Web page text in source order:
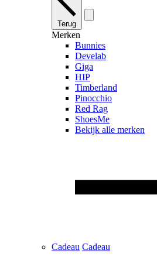
Terug
Merken
Bunnies
Develab
Giga
HIP
Timberland
Pinocchio
Red Rag
ShoesMe
Bekijk alle merken
Cadeau Cadeau